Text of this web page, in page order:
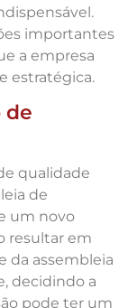
importantes
a empresa
estratégica.
de
qualidade
de
um novo
resultar em
da assembleia
decidindo a
pode ter um